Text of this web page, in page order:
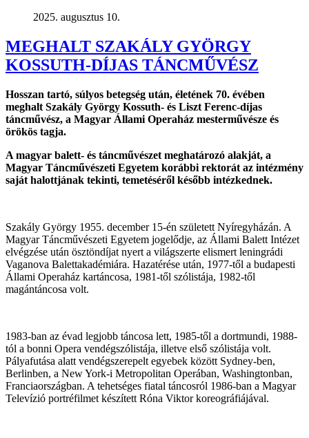
2025. augusztus 10.
MEGHALT SZAKÁLY GYÖRGY
KOSSUTH-DÍJAS TÁNCMŰVÉSZ
Hosszan tartó, súlyos betegség után, életének 70. évében
meghalt Szakály György Kossuth- és Liszt Ferenc-díjas
táncművész, a Magyar Állami Operaház mesterművésze és
örökös tagja.
A magyar balett- és táncművészet meghatározó alakját, a
Magyar Táncművészeti Egyetem korábbi rektorát az intézmény
saját halottjának tekinti, temetéséről később intézkednek.
Szakály György 1955. december 15-én született Nyíregyházán. A
Magyar Táncművészeti Egyetem jogelődje, az Állami Balett Intézet
elvégzése után ösztöndíjat nyert a világszerte elismert leningrádi
Vaganova Balettakadémiára. Hazatérése után, 1977-től a budapesti
Állami Operaház kartáncosa, 1981-től szólistája, 1982-től
magántáncosa volt.
1983-ban az évad legjobb táncosa lett, 1985-től a dortmundi, 1988-
tól a bonni Opera vendégszólistája, illetve első szólistája volt.
Pályafutása alatt vendégszerepelt egyebek között Sydney-ben,
Berlinben, a New York-i Metropolitan Operában, Washingtonban,
Franciaországban. A tehetséges fiatal táncosról 1986-ban a Magyar
Televízió portréfilmet készített Róna Viktor koreográfiájával.